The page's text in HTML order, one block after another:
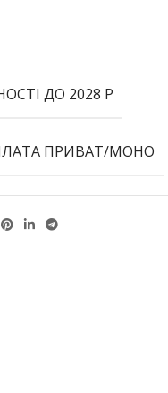
ДО 2028 Р
ПРИВАТ/МОНО